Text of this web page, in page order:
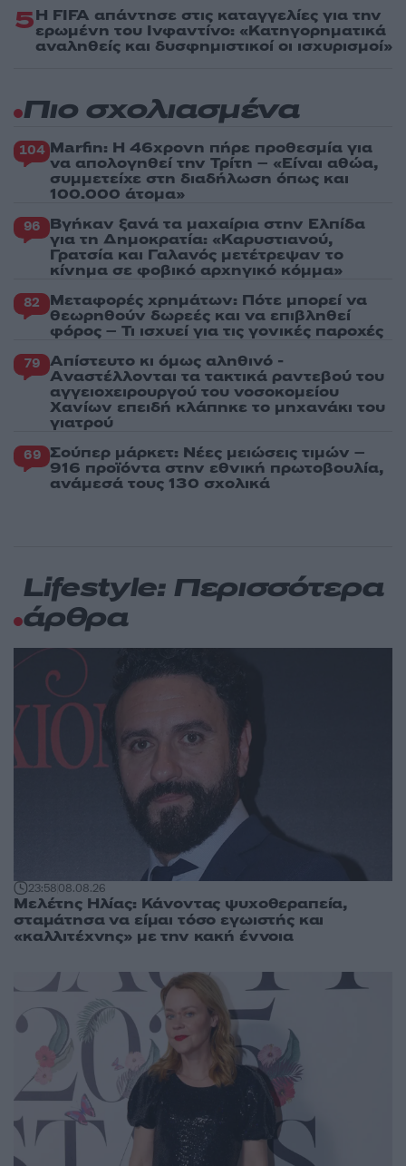
5Η FIFA απάντησε στις καταγγελίες για την
ερωμένη του Ινφαντίνο: «Κατηγορηματικά
αναληθείς και δυσφημιστικοί οι ισχυρισμοί»
Πιο σχολιασμένα
104 Marfin: Η 46χρονη πήρε προθεσμία για
να απολογηθεί την Τρίτη – «Είναι αθώα,
συμμετείχε στη διαδήλωση όπως και
100.000 άτομα»
96 Βγήκαν ξανά τα μαχαίρια στην Ελπίδα
για τη Δημοκρατία: «Καρυστιανού,
Γρατσία και Γαλανός μετέτρεψαν το
κίνημα σε φοβικό αρχηγικό κόμμα»
82 Μεταφορές χρημάτων: Πότε μπορεί να
θεωρηθούν δωρεές και να επιβληθεί
φόρος – Τι ισχυεί για τις γονικές παροχές
79 Απίστευτο κι όμως αληθινό -
Aναστέλλονται τα τακτικά ραντεβού του
αγγειοχειρουργού του νοσοκομείου
Χανίων επειδή κλάπηκε το μηχανάκι του
γιατρού
69 Σούπερ μάρκετ: Νέες μειώσεις τιμών –
916 προϊόντα στην εθνική πρωτοβουλία,
ανάμεσά τους 130 σχολικά
Lifestyle: Περισσότερα
άρθρα
23:5808.08.26
Μελέτης Ηλίας: Κάνοντας ψυχοθεραπεία,
σταμάτησα να είμαι τόσο εγωιστής και
«καλλιτέχνης» με την κακή έννοια